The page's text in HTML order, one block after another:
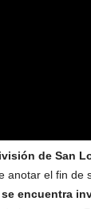
de San
anotar el fin de
encuentra